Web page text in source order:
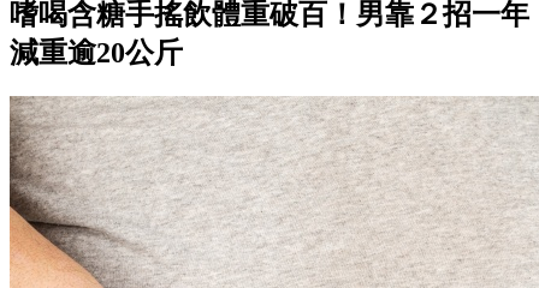
嗜喝含糖手搖飲體重破百！男靠２招一年
減重逾20公斤